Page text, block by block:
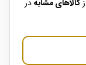
کالاهای مشابهدر